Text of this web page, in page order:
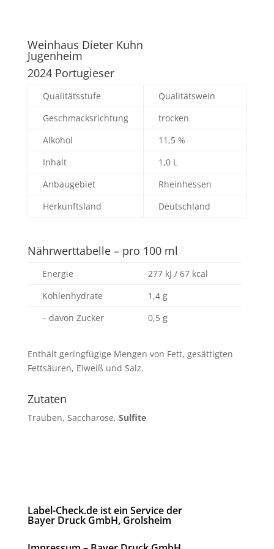
Weinhaus Dieter Kuhn
Jugenheim
2024 Portugieser
Qualitätsstufe
Qualitätswein
Geschmacksrichtung
trocken
Alkohol
11,5 %
Inhalt
1,0 L
Anbaugebiet
Rheinhessen
Herkunftsland
Deutschland
Nährwerttabelle – pro 100 ml
Energie
277 kJ / 67 kcal
Kohlenhydrate
1,4 g
– davon Zucker
0,5 g
Enthält geringfügige Mengen von Fett, gesättigten
Fettsäuren, Eiweiß und Salz.
Zutaten
Trauben, Saccharose, Sulfite
Label-Check.de ist ein Service der
Bayer Druck GmbH, Grolsheim